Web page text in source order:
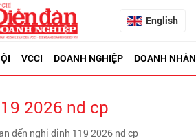
English
VCCI DOANH NGHIỆP DOANH NHÂN
2026 nd cp
đến nghi dinh 119 2026 nd cp